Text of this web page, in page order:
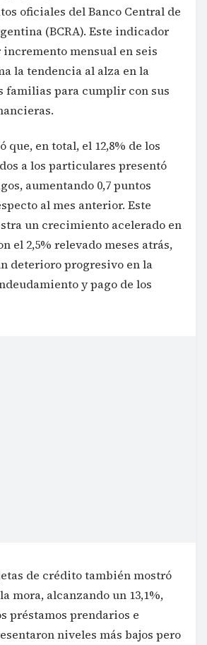
oficiales del Banco Central de
(BCRA). Este indicador
mensual en seis
la tendencia al alza en la
familias para cumplir con sus
que, en total, el 12,8% de los
a los particulares presentó
aumentando 0,7 puntos
al mes anterior. Este
un crecimiento acelerado en
el 2,5% relevado meses atrás,
deterioro progresivo en la
y pago de los
de crédito también mostró
mora, alcanzando un 13,1%,
préstamos prendarios e
niveles más bajos pero